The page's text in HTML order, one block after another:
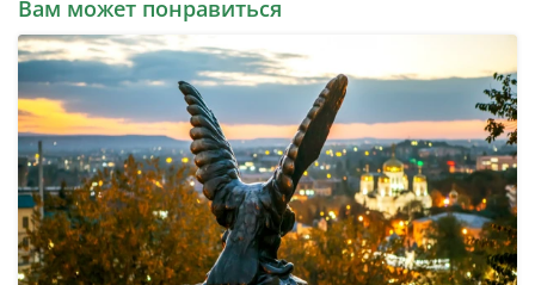
Вам может понравиться